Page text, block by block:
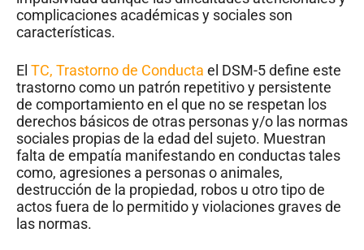
complicaciones académicas y sociales son
características.
El TC, Trastorno de Conducta el DSM-5 define este
trastorno como un patrón repetitivo y persistente
de comportamiento en el que no se respetan los
derechos básicos de otras personas y/o las normas
sociales propias de la edad del sujeto. Muestran
falta de empatía manifestando en conductas tales
como, agresiones a personas o animales,
destrucción de la propiedad, robos u otro tipo de
actos fuera de lo permitido y violaciones graves de
las normas.